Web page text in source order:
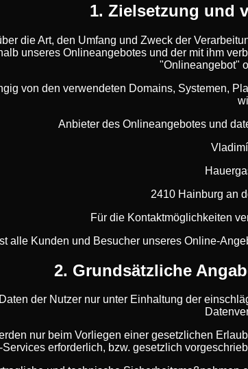
1. Zielsetzung und
die Art, den Umfang und Zweck der
unseres Onlineangebotes und der mit ihm
"Onlineangebot"
von den verwendeten Domains, Systemen,
Anbieter des Onlineangebotes und
2410 Hainburg an
Für die Kontaktmöglichkeiten
alle Kunden und Besucher unseres Online-
2. Grundsätzliche
der Nutzer nur unter Einhaltung der
nur beim Vorliegen einer gesetzlichen
erforderlich, bzw. gesetzlich